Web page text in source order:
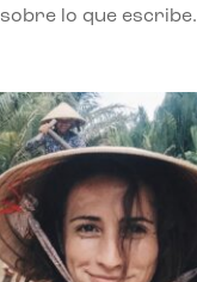
lo que escribe.